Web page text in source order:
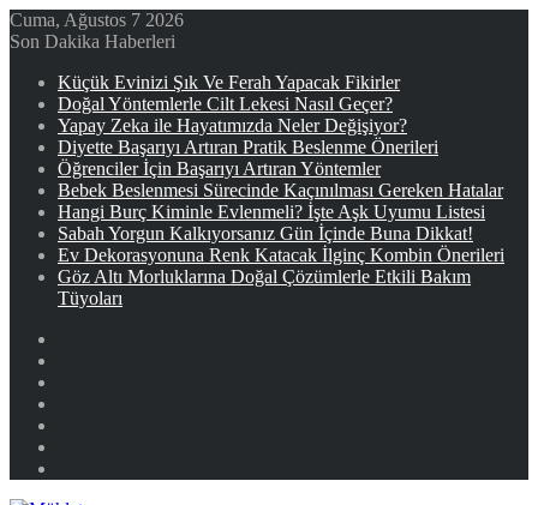
Cuma, Ağustos 7 2026
Son Dakika Haberleri
Küçük Evinizi Şık Ve Ferah Yapacak Fikirler
Doğal Yöntemlerle Cilt Lekesi Nasıl Geçer?
Yapay Zeka ile Hayatımızda Neler Değişiyor?
Diyette Başarıyı Artıran Pratik Beslenme Önerileri
Öğrenciler İçin Başarıyı Artıran Yöntemler
Bebek Beslenmesi Sürecinde Kaçınılması Gereken Hatalar
Hangi Burç Kiminle Evlenmeli? İşte Aşk Uyumu Listesi
Sabah Yorgun Kalkıyorsanız Gün İçinde Buna Dikkat!
Ev Dekorasyonuna Renk Katacak İlginç Kombin Önerileri
Göz Altı Morluklarına Doğal Çözümlerle Etkili Bakım
Tüyoları